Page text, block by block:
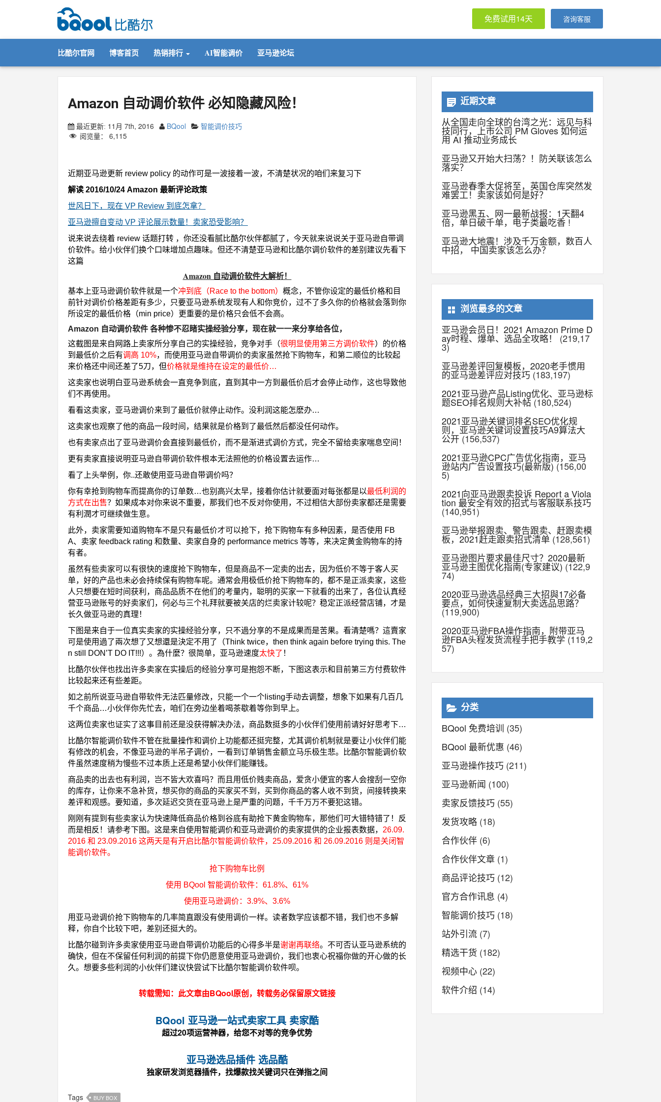
免费试用14天 咨询客服
比酷尔官网 博客首页 热销排行 AI智能调价 亚马逊论坛
Amazon 自动调价软件 必知隐藏风险！
最近更新: 11月 7th, 2016 BQool
智能调价技巧
阅览量： 6,115
近期亚马逊更新 review policy 的动作可是一波接着一波，不清楚状况的咱们来复习下
解读 2016/10/24 Amazon 最新评论政策
世风日下，现在 VP Review 到底怎拿？
亚马逊擅自变动 VP 评论展示数量！卖家恐受影响？
说来说去绕着 review 话题打转 ，你还没看腻比酷尔伙伴都腻了，今天就来说说关于亚马逊自带调
价软件。给小伙伴们换个口味增加点趣味。但还不清楚亚马逊和比酷尔调价软件的差别建议先看下
这篇
Amazon 自动调价软件大解析！
基本上亚马逊调价软件就是一个冲到底（Race to the bottom） 概念，不管你设定的最低价格和目
前针对调价价格差距有多少，只要亚马逊系统发现有人和你竞价，过不了多久你的价格就会落到你
所设定的最低价格（min price）更重要的是价格只会低不会高。
Amazon 自动调价软件 各种惨不忍睹实操经验分享，现在就一一来分享给各位，
这截图是来自网路上卖家所分享自己的实操经验，竞争对手（很明显使用第三方调价软件）的价格
到最低价之后有调高 10%，而使用亚马逊自带调价的卖家虽然抢下购物车，和第二顺位的比较起
来价格还中间还差了5刀，但价格就是维持在设定的最低价…
这卖家也说明白亚马逊系统会一直竞争到底，直到其中一方到最低价后才会停止动作，这也导致他
们不再使用。
看看这卖家，亚马逊调价来到了最低价就停止动作。没利润这能怎麽办…
这卖家也观察了他的商品一段时间，结果就是价格到了最低然后都没任何动作。
也有卖家点出了亚马逊调价会直接到最低价，而不是渐进式调价方式，完全不留给卖家喘息空间！
更有卖家直接说明亚马逊自带调价软件根本无法照他的价格设置去运作…
看了上头举例，你..还敢使用亚马逊自带调价吗？
你有幸抢到购物车而提高你的订单数…也别高兴太早，接着你估计就要面对每张都是以最低利润的
方式在出售？如果成本对你来说不重要，那我们也不反对你使用，不过相信大部份卖家都还是需要
有利潤才可继续做生意。
此外，卖家需要知道购物车不是只有最低价才可以抢下，抢下购物车有多种因素，是否使用 FB
A、卖家 feedback rating 和数量、卖家自身的 performance metrics 等等，来决定黄金购物车的持
有者。
虽然有些卖家可以有很快的速度抢下购物车，但是商品不一定卖的出去，因为低价不等于客人买
单，好的产品也未必会持续保有购物车呢。通常会用极低价抢下购物车的，都不是正派卖家，这些
人只想要在短时间获利，商品品质不在他们的考量内，聪明的买家一下就看的出来了，各位认真经
营亚马逊账号的好卖家们，何必与三个礼拜就要被关店的烂卖家计较呢？稳定正派经营店铺，才是
长久做亚马逊的真理！
下图是来自于一位真实卖家的实操经验分享，只不過分享的不是成果而是苦果。看清楚嗎？這賣家
可是使用過了兩次想了又想還是決定不用了（Think twice，then think again before trying this. The
n still DON’T DO IT!!!）。為什麼？很简单，亚马逊速度太快了 ！
比酷尔伙伴也找出许多卖家在实操后的经验分享可是抱怨不断，下图这表示和目前第三方付费软件
比较起来还有些差距。
如之前所说亚马逊自带软件无法匹量修改，只能一个一个listing手动去调整，想象下如果有几百几
千个商品…小伙伴你先忙去，咱们在旁边坐着喝茶歇着等你到早上。
这两位卖家也证实了这事目前还是没获得解决办法，商品数挺多的小伙伴们使用前请好好思考下…
比酷尔智能调价软件不管在批量操作和调价上功能都还挺完整，尤其调价机制就是要让小伙伴们能
有修改的机会，不像亚马逊的半吊子调价，一看到订单销售金额立马乐极生悲。比酷尔智能调价软
件虽然速度稍为慢些不过本质上还是希望小伙伴们能赚钱。
商品卖的出去也有利润，岂不皆大欢喜吗？而且用低价贱卖商品，爱贪小便宜的客人会搜刮一空你
的库存，让你来不急补货，想买你的商品的买家买不到，买到你商品的客人收不到货，间接转换来
差评和观感。要知道，多次延迟交货在亚马逊上是严重的问题，千千万万不要犯这错。
刚刚有提到有些卖家认为快速降低商品价格到谷底有助抢下黄金购物车，那他们可大错特错了！反
而是相反！请参考下图。这是来自使用智能调价和亚马逊调价的卖家提供的企业报表数据， 26.09.
2016 和 23.09.2016 这两天是有开启比酷尔智能调价软件，25.09.2016 和 26.09.2016 则是关闭智
能调价软件。
抢下购物车比例
使用 BQool 智能调价软件：61.8%、61%
使用亚马逊调价：3.9%、3.6%
用亚马逊调价抢下购物车的几率简直跟没有使用调价一样。读者数学应该都不错，我们也不多解
释，你自个比较下吧，差别还挺大的。
比酷尔碰到许多卖家使用亚马逊自带调价功能后的心得多半是谢谢再联络。不可否认亚马逊系统的
确快，但在不保留任何利润的前提下你仍愿意使用亚马逊调价，我们也衷心祝福你做的开心做的长
久。想要多些利润的小伙伴们建议快尝试下比酷尔智能调价软件呗。
转载需知：此文章由BQool原创，转载务必保留原文链接
BQool 亚马逊一站式卖家工具 卖家酷
超过20项运营神器，给您不对等的竞争优势
亚马逊选品插件 选品酷
独家研发浏览器插件，找爆款找关键词只在弹指之间
Tags BUY BOX
近期文章
从全国走向全球的台湾之光：远见与科
技同行，上市公司 PM Gloves 如何运
用 AI 推动业务成长
亚马逊又开始大扫荡？！防关联该怎么
落实？
亚马逊春季大促将至，英国仓库突然发
难罢工！卖家该如何是好？
亚马逊黑五、网一最新战报：1天翻4
倍，单日破千单，电子类最吃香 !
亚马逊大地震！涉及千万金额，数百人
中招， 中国卖家该怎么办？
浏览最多的文章
亚马逊会员日！2021 Amazon Prime D
ay时程、爆单、选品全攻略！ (219,17
3)
亚马逊差评回复模板，2020老手惯用
的亚马逊差评应对技巧 (183,197)
2021亚马逊产品Listing优化、亚马逊标
题SEO排名规则大补帖(180,524)
2021亚马逊关键词排名SEO优化规
则，亚马逊关键词设置技巧A9算法大
公开 (156,537)
2021亚马逊CPC广告优化指南，亚马
逊站内广告设置技巧(最新版) (156,00
5)
2021向亚马逊跟卖投诉 Report a Viola
tion 最安全有效的招式与客服联系技巧
(140,951)
亚马逊举报跟卖、警告跟卖、赶跟卖模
板，2021赶走跟卖招式清单 (128,561)
亚马逊图片要求最佳尺寸？2020最新
亚马逊主图优化指南(专家建议) (122,9
74)
2020亚马逊选品经典三大招與17必备
要点，如何快速复制大卖选品思路？
(119,900)
2020亚马逊FBA操作指南，附带亚马
逊FBA头程发货流程手把手教学 (119,2
57)
分类
BQool 免费培训 (35)
BQool 最新优惠 (46)
亚马逊操作技巧 (211)
亚马逊新闻 (100)
卖家反馈技巧 (55)
发货攻略 (18)
合作伙伴 (6)
合作伙伴文章 (1)
商品评论技巧 (12)
官方合作讯息 (4)
智能调价技巧 (18)
站外引流 (7)
精选干货 (182)
视频中心 (22)
软件介绍 (14)